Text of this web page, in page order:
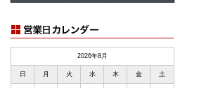
2026年8月
日 月 火 水 木 金 土